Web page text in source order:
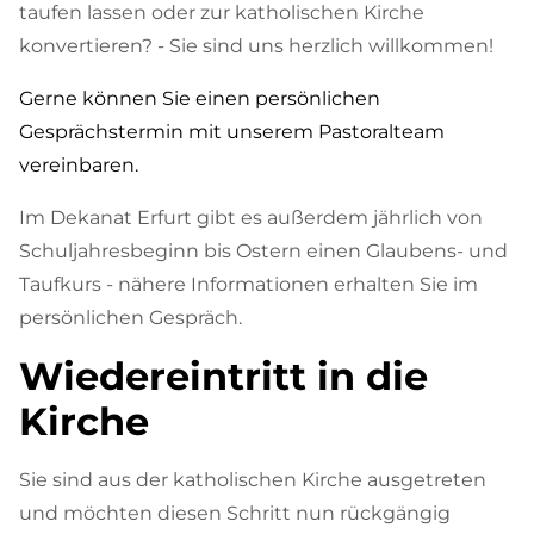
taufen lassen oder zur katholischen Kirche
konvertieren? - Sie sind uns herzlich willkommen!
Gerne können Sie einen persönlichen
Gesprächstermin mit unserem Pastoralteam
vereinbaren.
Im Dekanat Erfurt gibt es außerdem jährlich von
Schuljahresbeginn bis Ostern einen Glaubens- und
Taufkurs - nähere Informationen erhalten Sie im
persönlichen Gespräch.
Wiedereintritt in die
Kirche
Sie sind aus der katholischen Kirche ausgetreten
und möchten diesen Schritt nun rückgängig